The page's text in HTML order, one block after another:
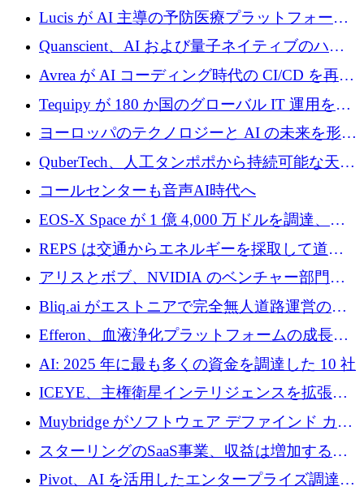
に 400 万ユーロを確保
Lucis が AI 主導の予防医療プラットフォーム
を拡大するためにシリーズ A で 2,000 万ドル
を調達
Quanscient、AI および量子ネイティブのハー
ドウェア エンジニアリングを推進するために
1,000 万ユーロを調達
Avrea が AI コーディング時代の CI/CD を再発
明するために 470 万ドルをかけてステルスか
ら浮上
Tequipy が 180 か国のグローバル IT 運用を自
動化するために 300 万ユーロ以上を調達
ヨーロッパのテクノロジーと AI の未来を形作
る: イノベーション リーダーが Nexus
Luxembourg 2026 に集まる理由
QuberTech、人工タンポポから持続可能な天然
ゴムを開発するために 340 万ポンドを調達
コールセンターも音声AI時代へ
EOS-X Space が 1 億 4,000 万ドルを調達、
Mistral が Emmi AI を買収、Bliq がエストニア
での完全無人道路運営を承認
REPS は交通からエネルギーを採取して道路
を発電所に変えるために 2,360 万ドルを調達
アリスとボブ、NVIDIA のベンチャー部門か
らの投資でシリーズ B を拡大
Bliq.ai がエストニアで完全無人道路運営の承
認を獲得
Efferon、血液浄化プラットフォームの成長に
250万ユーロを確保
AI: 2025 年に最も多くの資金を調達した 10 社
ICEYE、主権衛星インテリジェンスを拡張す
るために 3 億ユーロの信用枠を確保
Muybridge がソフトウェア デファインド カメ
ラ テクノロジーを拡張するためにシリーズ A
で 1,600 万ドルを調達
スターリングのSaaS事業、収益は増加するも
グループ利益は減少
Pivot、AI を活用したエンタープライズ調達プ